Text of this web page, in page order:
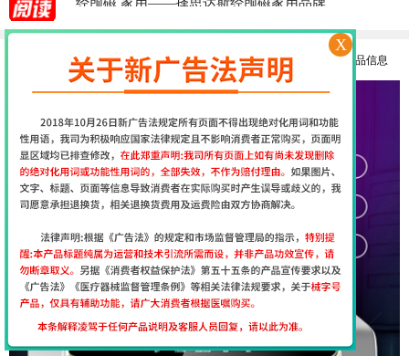
医用经颅磁和家用经颅磁刺激仪的区别
择思达斯经颅磁刺激仪常见问答
南京择思达斯经颅磁市场价格多少
孩子抽动症用经颅磁治疗和吃药哪个效果好
更多产品信息
X